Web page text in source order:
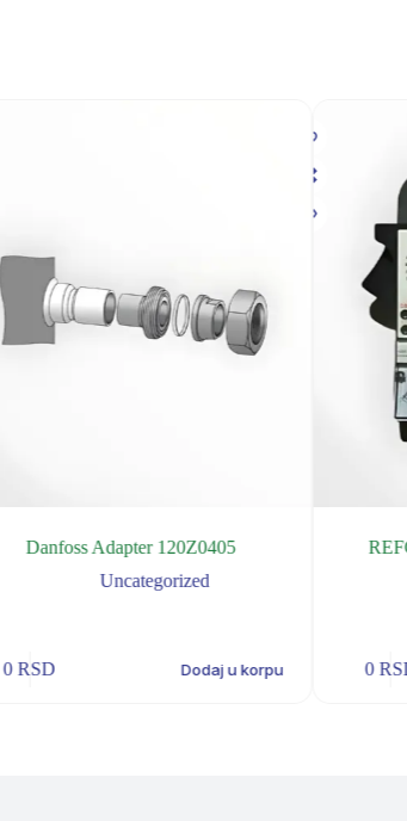
Danfoss Adapter 120Z0405
Uncategorized
0 RSD Dodaj u korpu 0